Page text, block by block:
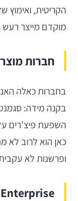
הקריטית, ואימוץ
מוקדם מייצר
חברות
בחברות כאלה
כאן הוא לרוב לא
ופרשנות לא עקבית
Enterprise